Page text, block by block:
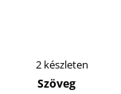
2 készleten
Szöveg